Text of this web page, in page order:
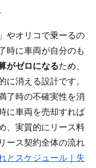
やオリコで乗ーるの
時に車両が自分のも
がゼロになるため、
に消える設計です。
了時の不確実性を消
に車両を売却すれば
、実質的にリース料
ース契約全体の流れ
とスケジュール｜失